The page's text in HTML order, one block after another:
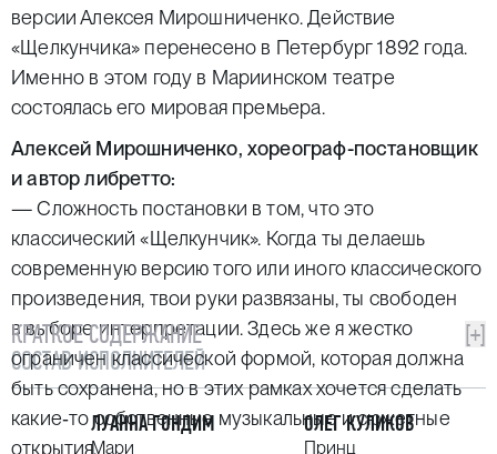
версии Алексея Мирошниченко. Действие
«Щелкунчика» перенесено в Петербург 1892 года.
Именно в этом году в Мариинском театре
состоялась его мировая премьера.
Алексей Мирошниченко, хореограф-постановщик
и автор либретто:
— Сложность постановки в том, что это
классический «Щелкунчик». Когда ты делаешь
современную версию того или иного классического
произведения, твои руки развязаны, ты свободен
в выборе интерпретации. Здесь же я жестко
ограничен классической формой, которая должна
быть сохранена, но в этих рамках хочется сделать
какие‑то собственные музыкальные и сюжетные
открытия.
КРАТКОЕ СОДЕРЖАНИЕ
[+]
СОСТАВ ИСПОЛНИТЕЛЕЙ
ЛУАННА ГОНДИМ
Мари
ОЛЕГ КУЛИКОВ
Принц